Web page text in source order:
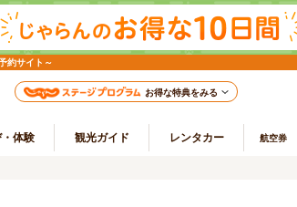
約サイト～
お得な特典をみる
体験 観光ガイド レンタカー 航空券